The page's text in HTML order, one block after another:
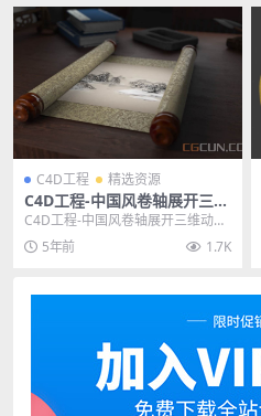
C4D工程 精选资源
C4D工程-中国风卷轴展开三维
动画工程Redshift渲染器工程
C4D工程-中国风卷轴展开三维动画
工程Redshift渲染器工程 其他推
荐： C...
5年前 1.7K